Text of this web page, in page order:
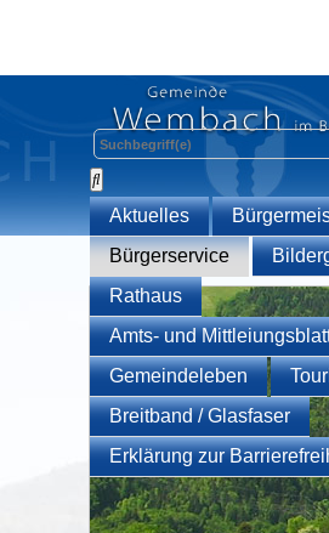
Aktuelles
Bürgerservice
Rathaus
Amts- und
Gemeindeleben
Breitband / Glasfaser
Erklärung zur